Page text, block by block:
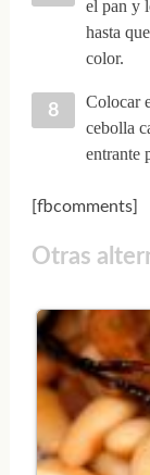
el pan y
hasta
color.
Colocar
cebolla
entrante
[fbcomments]
Otras